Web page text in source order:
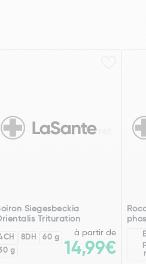
Siegesbeckia
Trituration
8DH
60 g
g
à partir de
14,99€